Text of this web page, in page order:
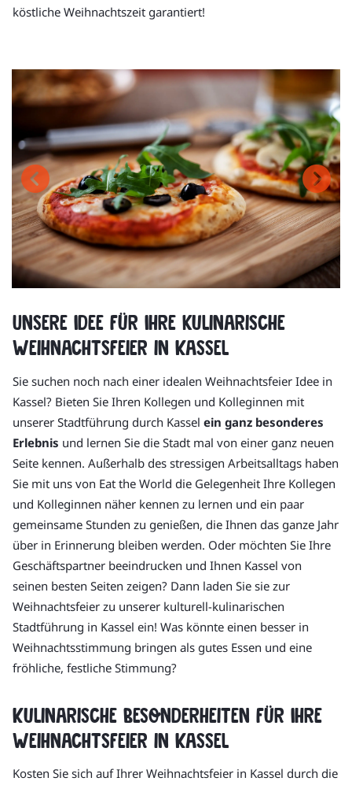
köstliche Weihnachtszeit garantiert!
Unsere Idee für Ihre kulinarische
Weihnachtsfeier in Kassel
Sie suchen noch nach einer idealen Weihnachtsfeier Idee in
Kassel? Bieten Sie Ihren Kollegen und Kolleginnen mit
unserer Stadtführung durch Kassel ein ganz besonderes
Erlebnis und lernen Sie die Stadt mal von einer ganz neuen
Seite kennen. Außerhalb des stressigen Arbeitsalltags haben
Sie mit uns von Eat the World die Gelegenheit Ihre Kollegen
und Kolleginnen näher kennen zu lernen und ein paar
gemeinsame Stunden zu genießen, die Ihnen das ganze Jahr
über in Erinnerung bleiben werden. Oder möchten Sie Ihre
Geschäftspartner beeindrucken und Ihnen Kassel von
seinen besten Seiten zeigen? Dann laden Sie sie zur
Weihnachtsfeier zu unserer kulturell-kulinarischen
Stadtführung in Kassel ein! Was könnte einen besser in
Weihnachtsstimmung bringen als gutes Essen und eine
fröhliche, festliche Stimmung?
Kulinarische Besonderheiten für Ihre
Weihnachtsfeier in Kassel
Kosten Sie sich auf Ihrer Weihnachtsfeier in Kassel durch die